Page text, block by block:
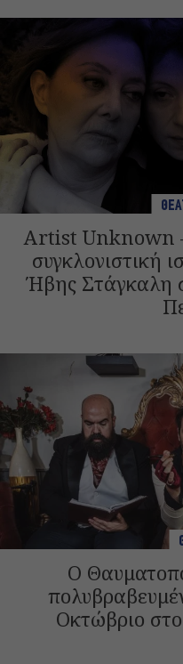
Artist Unknown
συγκλονιστική
Ήβης Στάγκαλη
Ο
Οκτώβριο